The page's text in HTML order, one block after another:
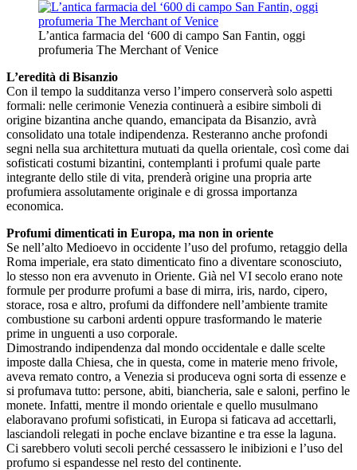
L’antica farmacia del ‘600 di campo San Fantin, oggi
profumeria The Merchant of Venice
L’eredità di Bisanzio
Con il tempo la sudditanza verso l’impero conserverà solo aspetti
formali: nelle cerimonie Venezia continuerà a esibire simboli di
origine bizantina anche quando, emancipata da Bisanzio, avrà
consolidato una totale indipendenza. Resteranno anche profondi
segni nella sua architettura mutuati da quella orientale, così come dai
sofisticati costumi bizantini, contemplanti i profumi quale parte
integrante dello stile di vita, prenderà origine una propria arte
profumiera assolutamente originale e di grossa importanza
economica.
Profumi dimenticati in Europa, ma non in oriente
Se nell’alto Medioevo in occidente l’uso del profumo, retaggio della
Roma imperiale, era stato dimenticato fino a diventare sconosciuto,
lo stesso non era avvenuto in Oriente. Già nel VI secolo erano note
formule per produrre profumi a base di mirra, iris, nardo, cipero,
storace, rosa e altro, profumi da diffondere nell’ambiente tramite
combustione su carboni ardenti oppure trasformando le materie
prime in unguenti a uso corporale.
Dimostrando indipendenza dal mondo occidentale e dalle scelte
imposte dalla Chiesa, che in questa, come in materie meno frivole,
aveva remato contro, a Venezia si produceva ogni sorta di essenze e
si profumava tutto: persone, abiti, biancheria, sale e saloni, perfino le
monete. Infatti, mentre il mondo orientale e quello musulmano
elaboravano profumi sofisticati, in Europa si faticava ad accettarli,
lasciandoli relegati in poche enclave bizantine e tra esse la laguna.
Ci sarebbero voluti secoli perché cessassero le inibizioni e l’uso del
profumo si espandesse nel resto del continente.